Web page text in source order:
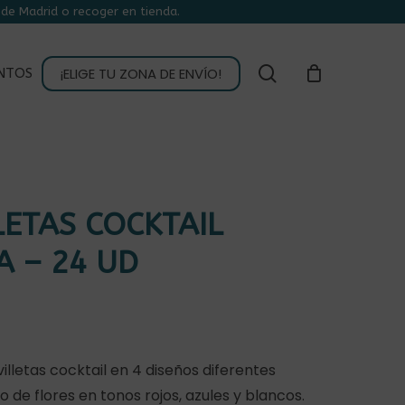
Madrid o recoger en tienda.
¡ELIGE TU ZONA DE ENVÍO! buscar
COCKTAIL
– 24 UD
cocktail en 4 diseños diferentes
de flores en tonos rojos, azules y blancos.